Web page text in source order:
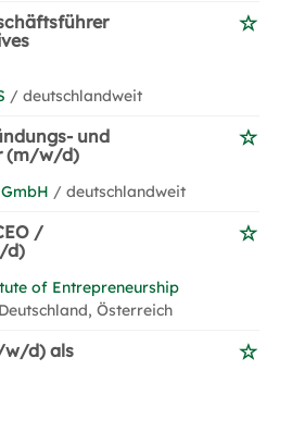
/ deutschlandweit
und
(m/w/d)
/ deutschlandweit
/
d)
of Entrepreneurship
Österreich
w/d) als